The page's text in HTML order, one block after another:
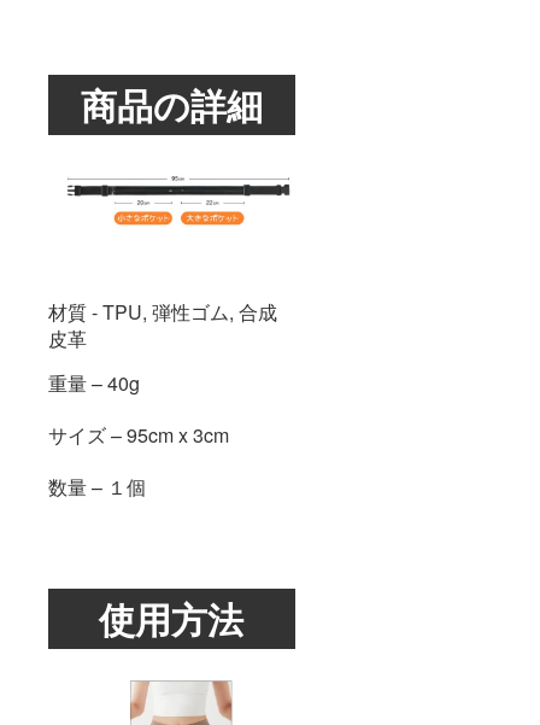
商品の詳細
材質 - TPU, 弾性ゴム, 合成
皮革
重量 – 40g
サイズ – 95cm x 3cm
数量 – １個
使用方法